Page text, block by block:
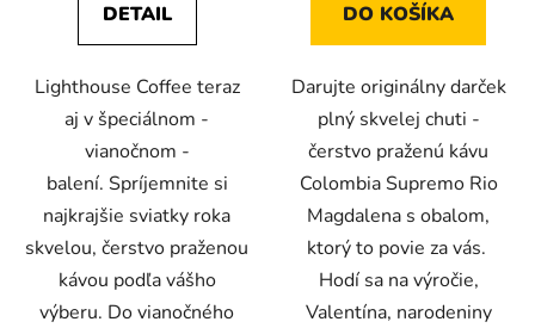
DETAIL
Lighthouse Coffee teraz
aj v špeciálnom -
vianočnom -
balení. Spríjemnite si
najkrajšie sviatky roka
skvelou, čerstvo praženou
kávou podľa vášho
výberu. Do vianočného
DO KOŠÍKA
Darujte originálny darček
plný skvelej chuti -
čerstvo praženú kávu
Colombia Supremo Rio
Magdalena s obalom,
ktorý to povie za vás.
Hodí sa na výročie,
Valentína, narodeniny